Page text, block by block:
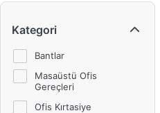
Kategori
Bantlar
Masaüstü Ofis
Gereçleri
Ofis Kırtasiye